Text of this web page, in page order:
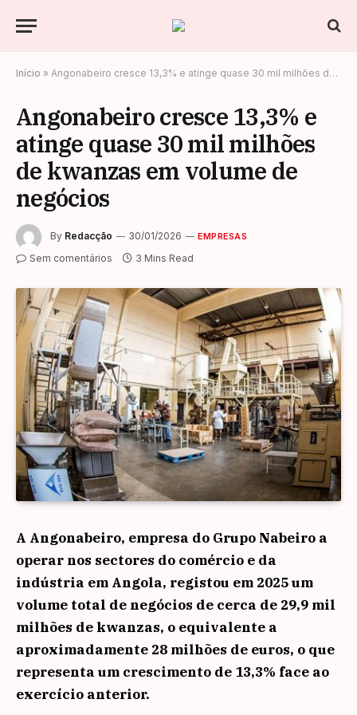
Início » Angonabeiro cresce 13,3% e atinge quase 30 mil milhões de kwanzas em volume de negócios
Angonabeiro cresce 13,3% e
atinge quase 30 mil milhões
de kwanzas em volume de
negócios
By Redacção 30/01/2026 EMPRESAS
Sem comentários 3 Mins Read
A Angonabeiro, empresa do Grupo Nabeiro a
operar nos sectores do comércio e da
indústria em Angola, registou em 2025 um
volume total de negócios de cerca de 29,9 mil
milhões de kwanzas, o equivalente a
aproximadamente 28 milhões de euros, o que
representa um crescimento de 13,3% face ao
exercício anterior.